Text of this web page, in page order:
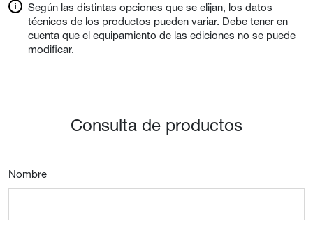
Según las distintas opciones que se elijan, los datos
técnicos de los productos pueden variar. Debe tener en
cuenta que el equipamiento de las ediciones no se puede
modificar.
Consulta de productos
Nombre